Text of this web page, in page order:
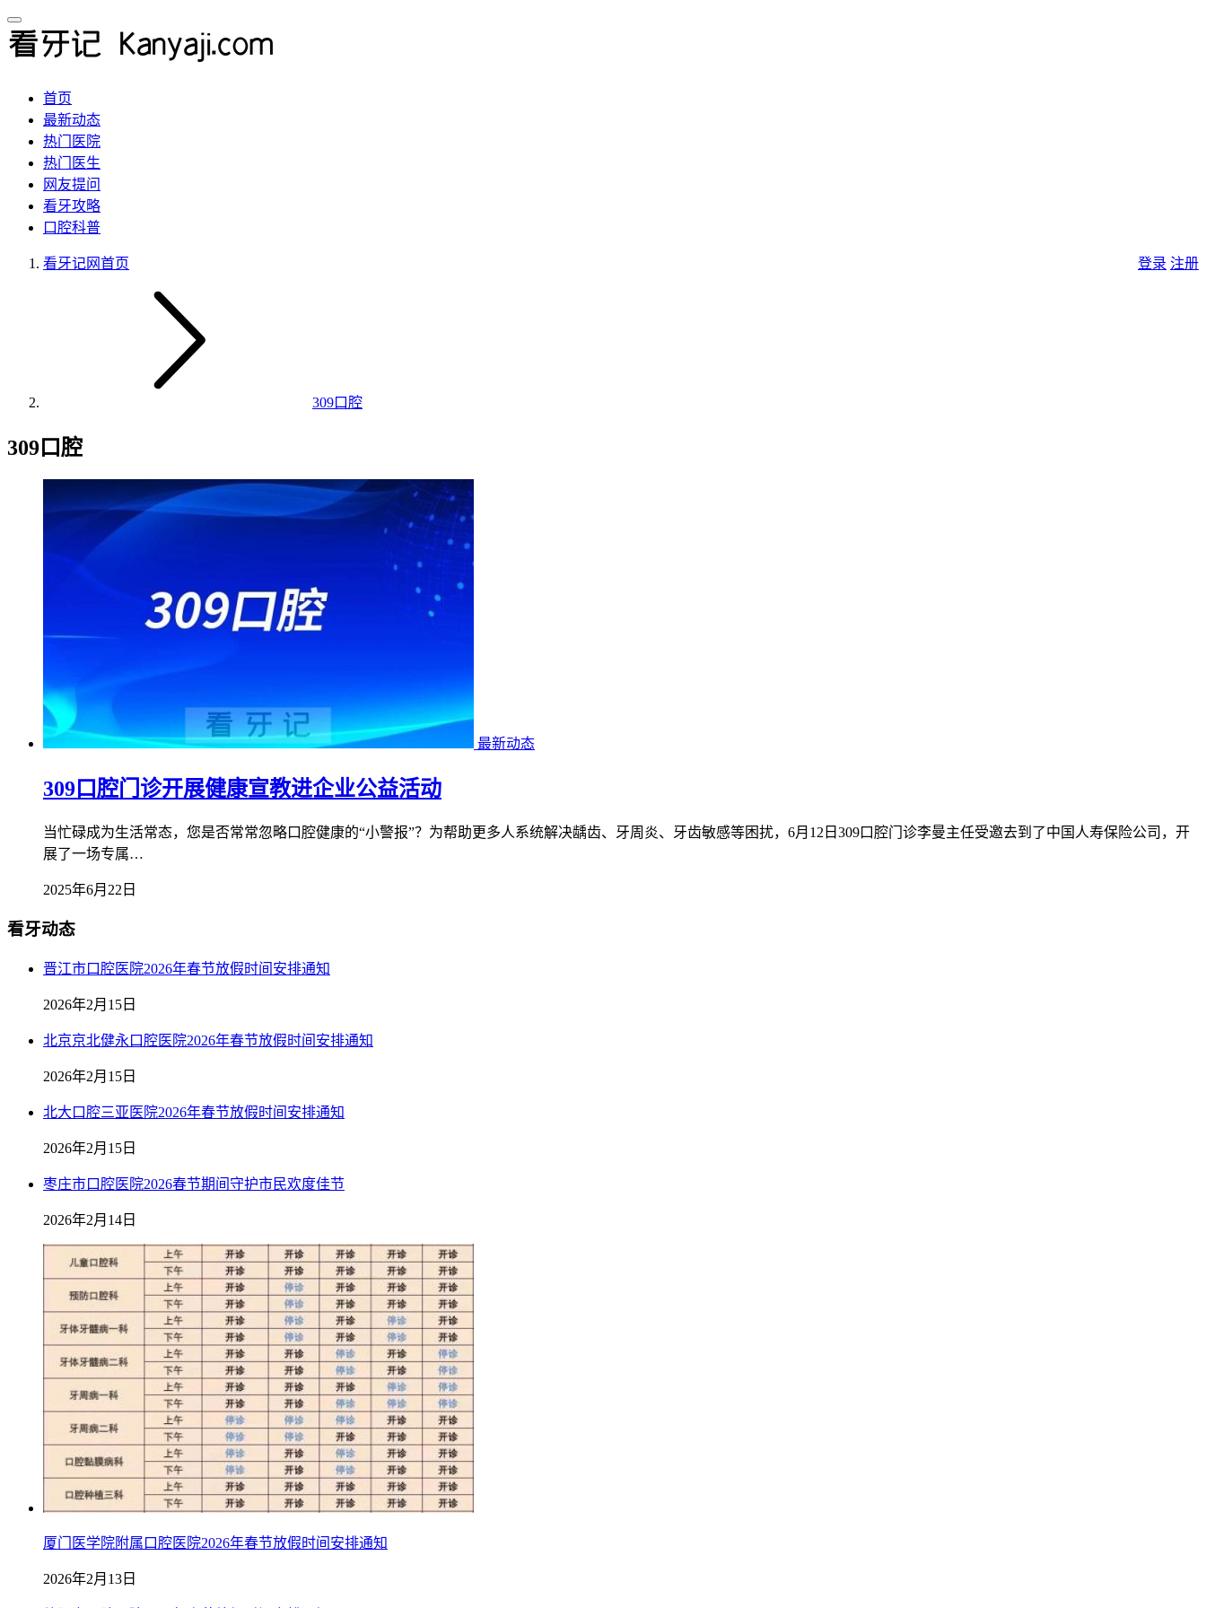
首页
最新动态
热门医院
热门医生
网友提问
看牙攻略
口腔科普
登录 注册
看牙记网首页
309口腔
309口腔
最新动态
309口腔门诊开展健康宣教进企业公益活动
当忙碌成为生活常态，您是否常常忽略口腔健康的“小警报”？为帮助更多人系统解决龋齿、牙周炎、牙齿敏感等困扰，6月12日309口腔门诊李曼主任受邀去到了中国人寿保险公司，开
展了一场专属…
2025年6月22日
看牙动态
晋江市口腔医院2026年春节放假时间安排通知
2026年2月15日
北京京北健永口腔医院2026年春节放假时间安排通知
2026年2月15日
北大口腔三亚医院2026年春节放假时间安排通知
2026年2月15日
枣庄市口腔医院2026春节期间守护市民欢度佳节
2026年2月14日
厦门医学院附属口腔医院2026年春节放假时间安排通知
2026年2月13日